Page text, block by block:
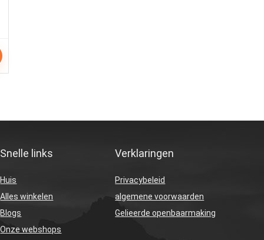
Snelle links
Huis
Alles winkelen
Blogs
Onze webshops
Verklaringen
Privacybeleid
algemene voorwaarden
Gelieerde openbaarmaking